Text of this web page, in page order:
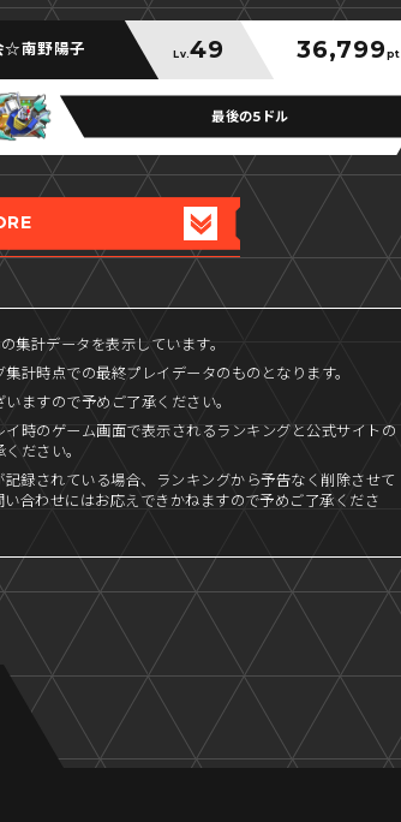
☆南野陽子 Lv.49 36,799 pt
最後の5ドル
計データを表示しています。
計時点での最終プレイデータのものとなります。
ますので予めご了承ください。
時のゲーム画面で表示されるランキングと公式サイトの
ださい。
録されている場合、ランキングから予告なく削除させて
合わせにはお応えできかねますので予めご了承くださ